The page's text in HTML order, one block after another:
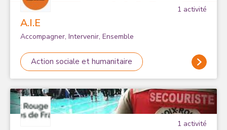
1 activité
A.I.E
Accompagner, Intervenir, Ensemble
Action sociale et humanitaire
1 activité